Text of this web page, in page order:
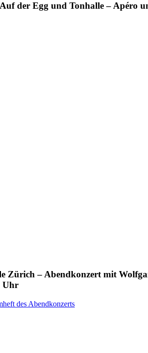
der Egg und Tonhalle – Apéro
Zürich – Abendkonzert mit
Uhr
des Abendkonzerts